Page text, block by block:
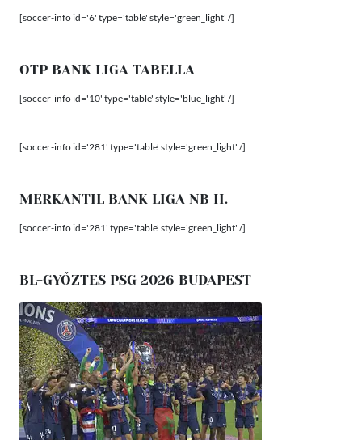
[soccer-info id='6' type='table' style='green_light' /]
OTP BANK LIGA TABELLA
[soccer-info id='10' type='table' style='blue_light' /]
[soccer-info id='281' type='table' style='green_light' /]
MERKANTIL BANK LIGA NB II.
[soccer-info id='281' type='table' style='green_light' /]
BL-GYŐZTES PSG 2026 BUDAPEST